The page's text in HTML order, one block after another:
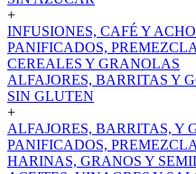
+
INFUSIONES, CAFÉ Y
PANIFICADOS,
CEREALES Y GRANOLAS
ALFAJORES, BARRITAS Y
SIN GLUTEN
+
ALFAJORES, BARRITAS, Y
PANIFICADOS,
HARINAS, GRANOS Y